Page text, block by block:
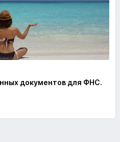
документов для ФНС.